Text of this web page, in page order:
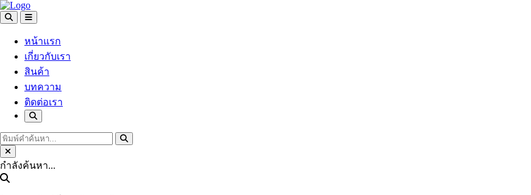
หน้าแรก
เกี่ยวกับเรา
สินค้า
บทความ
ติดต่อเรา
กำลังค้นหา...